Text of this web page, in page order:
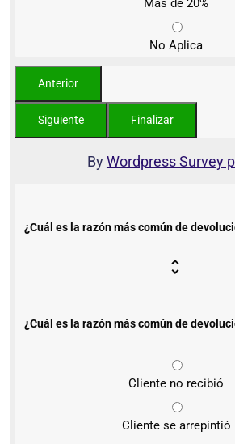
Más de 20%
No Aplica
ByWordpress Survey
¿Cuál es la razón más común de
¿Cuál es la razón más común de
Cliente no recibió
Cliente se arrepintió